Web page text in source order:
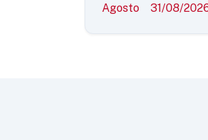
Agosto 31/08/